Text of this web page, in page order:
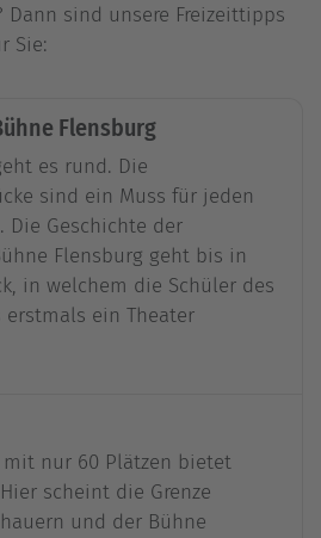
Dann sind unsere Freizeittipps
Sie:
Flensburg
es rund. Die
sind ein Muss für jeden
Die Geschichte der
Flensburg geht bis in
in welchem die Schüler des
ein Theater
mit nur 60 Plätzen bietet
scheint die Grenze
und der Bühne